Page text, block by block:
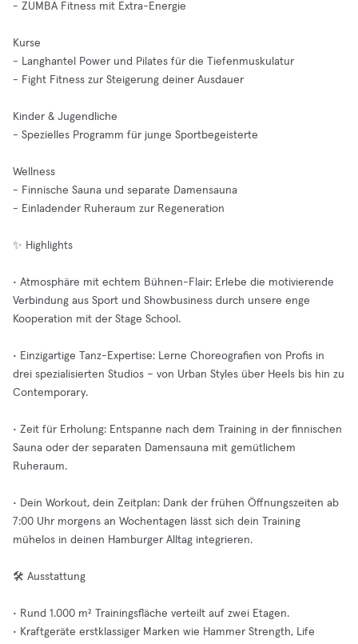
- ZUMBA Fitness mit Extra-Energie
Kurse
- Langhantel Power und Pilates für die Tiefenmuskulatur
- Fight Fitness zur Steigerung deiner Ausdauer
Kinder & Jugendliche
- Spezielles Programm für junge Sportbegeisterte
Wellness
- Finnische Sauna und separate Damensauna
- Einladender Ruheraum zur Regeneration
✨ Highlights
• Atmosphäre mit echtem Bühnen-Flair: Erlebe die motivierende
Verbindung aus Sport und Showbusiness durch unsere enge
Kooperation mit der Stage School.
• Einzigartige Tanz-Expertise: Lerne Choreografien von Profis in
drei spezialisierten Studios – von Urban Styles über Heels bis hin zu
Contemporary.
• Zeit für Erholung: Entspanne nach dem Training in der finnischen
Sauna oder der separaten Damensauna mit gemütlichem
Ruheraum.
• Dein Workout, dein Zeitplan: Dank der frühen Öffnungszeiten ab
7:00 Uhr morgens an Wochentagen lässt sich dein Training
mühelos in deinen Hamburger Alltag integrieren.
🛠️ Ausstattung
• Rund 1.000 m² Trainingsfläche verteilt auf zwei Etagen.
• Kraftgeräte erstklassiger Marken wie Hammer Strength, Life